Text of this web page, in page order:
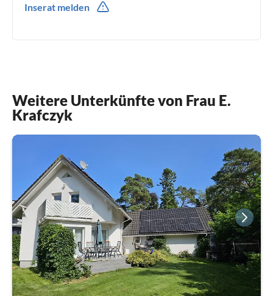
Inserat melden
Weitere Unterkünfte von Frau E.
Krafczyk